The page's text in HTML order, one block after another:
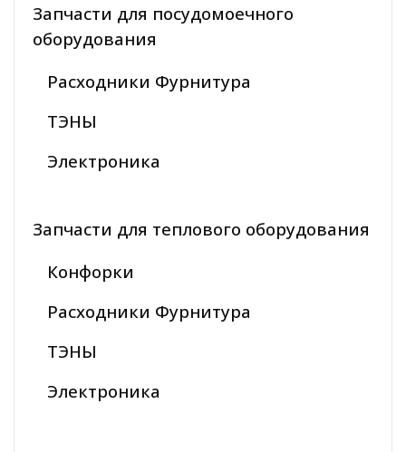
Запчасти для посудомоечного
оборудования
Расходники Фурнитура
ТЭНЫ
Электроника
Запчасти для теплового оборудования
Конфорки
Расходники Фурнитура
ТЭНЫ
Электроника